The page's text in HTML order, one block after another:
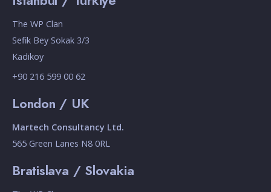
The WP Clan
Sefik Bey Sokak 3/3
Kadikoy
+90 216 599 00 62
London / UK
Martech Consultancy Ltd.
565 Green Lanes N8 0RL
Bratislava / Slovakia